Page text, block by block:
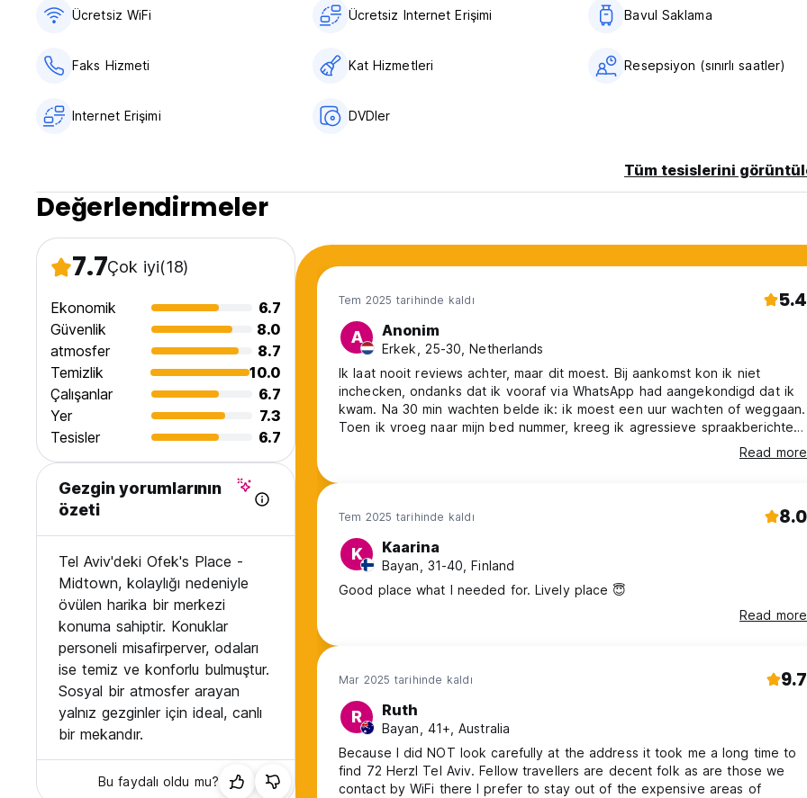
Kahvaltı dahil değildir.
Resepsiyon: 11:00 - 22:00
Sokağa çıkma yasağı yok. (Auto-translated from original language)
Ücretsiz WiFi Ücretsiz Internet Erişimi Bavul Saklama
Faks Hizmeti Kat Hizmetleri Resepsiyon (sınırlı saatler)
Internet Erişimi DVDler
Tüm tesislerini
Değerlendirmeler
7.7Çok iyi(18)
Ekonomik
6.7
Güvenlik
8.0
atmosfer
8.7
Temizlik
10.0
Çalışanlar
6.7
Yer
7.3
Tesisler
6.7
Gezgin yorumlarının
özeti
Tel Aviv'deki Ofek's Place -
Midtown, kolaylığı nedeniyle
övülen harika bir merkezi
konuma sahiptir. Konuklar
personeli misafirperver, odaları
ise temiz ve konforlu bulmuştur.
Sosyal bir atmosfer arayan
yalnız gezginler için ideal, canlı
bir mekandır.
Bu faydalı oldu mu?
Tem 2025 tarihinde kaldı 5.4
A Anonim
Erkek, 25-30, Netherlands
Ik laat nooit reviews achter, maar dit moest. Bij aankomst kon ik niet
inchecken, ondanks dat ik vooraf via WhatsApp had aangekondigd dat ik
kwam. Na 30 min wachten belde ik: ik moest een uur wachten of weggaan.
Toen ik vroeg naar mijn bed nummer, kreeg ik agressieve spraakberichten
en zij hij dat ik weg moet. Uiteindelijk heb ik hem geblokkeerd. AndereRead more
Tem 2025 tarihinde kaldı 8.0
K Kaarina
Bayan, 31-40, Finland
Good place what I needed for. Lively place 😇
Read more
Mar 2025 tarihinde kaldı 9.7
R Ruth
Bayan, 41+, Australia
Because I did NOT look carefully at the address it took me a long time to
find 72 Herzl Tel Aviv. Fellow travellers are decent folk as are those we
contact by WiFi there I prefer to stay out of the expensive areas of